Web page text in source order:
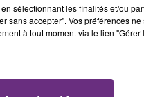
sélectionnant les finalités et/ou
sans accepter". Vos préférences
à tout moment via le lien